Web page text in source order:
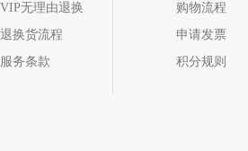
VIP无理由退换
退换货流程
服务条款
购物流程
申请发票
积分规则